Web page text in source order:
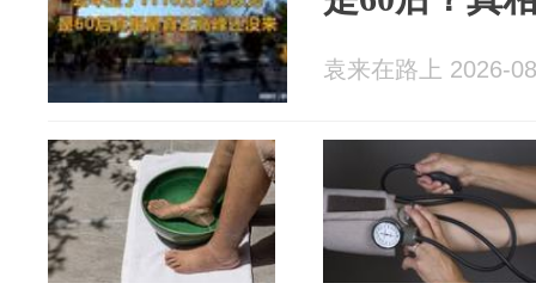
袁来在路上 2026-